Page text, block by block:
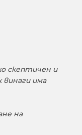
скептичен и
винаги има
на